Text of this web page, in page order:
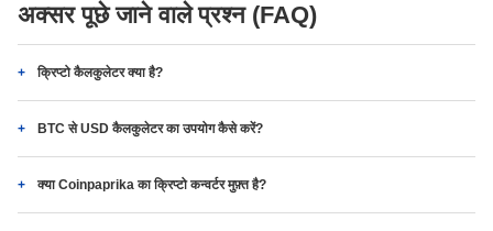
अक्सर पूछे जाने वाले प्रश्न (FAQ)
क्रिप्टो कैलकुलेटर क्या है?
BTC से USD कैलकुलेटर का उपयोग कैसे करें?
क्या Coinpaprika का क्रिप्टो कन्वर्टर मुफ़्त है?